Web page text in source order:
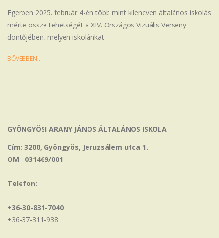
Egerben 2025. február 4-én több mint kilencven általános iskolás
mérte össze tehetségét a XIV. Országos Vizuális Verseny
döntőjében, melyen iskolánkat
BŐVEBBEN…
GYÖNGYÖSI ARANY JÁNOS ÁLTALÁNOS ISKOLA
Cím: 3200, Gyöngyös, Jeruzsálem utca 1.
OM : 031469/001
Telefon:
+36-30-831-7040
+36-37-311-938